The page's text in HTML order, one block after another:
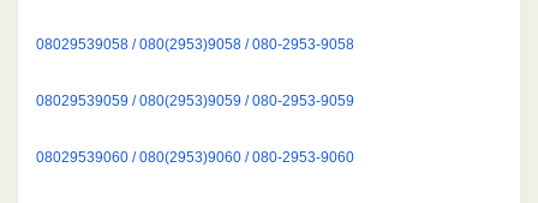
08029539058 / 080(2953)9058 / 080-2953-9058
08029539059 / 080(2953)9059 / 080-2953-9059
08029539060 / 080(2953)9060 / 080-2953-9060